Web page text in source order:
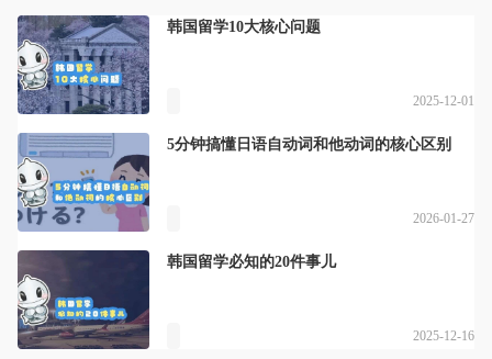
韩国留学10大核心问题
2025-12-01
5分钟搞懂日语自动词和他动词的核心区别
2026-01-27
韩国留学必知的20件事儿
2025-12-16